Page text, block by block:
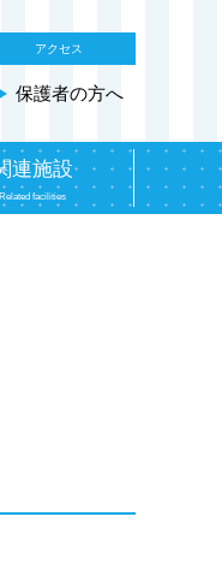
アクセス
保護者の方へ
連施設
Related facilities